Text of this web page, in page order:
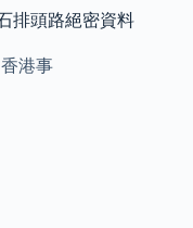
排頭路絕密資料
香港事